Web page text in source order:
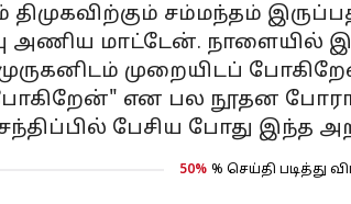
திமுகவிற்கும் சம்மந்தம்
அணிய மாட்டேன். நாளையில்
முறையிடப்
என பல நூதன
பேசிய போது இந்த
50% % செய்தி படித்து